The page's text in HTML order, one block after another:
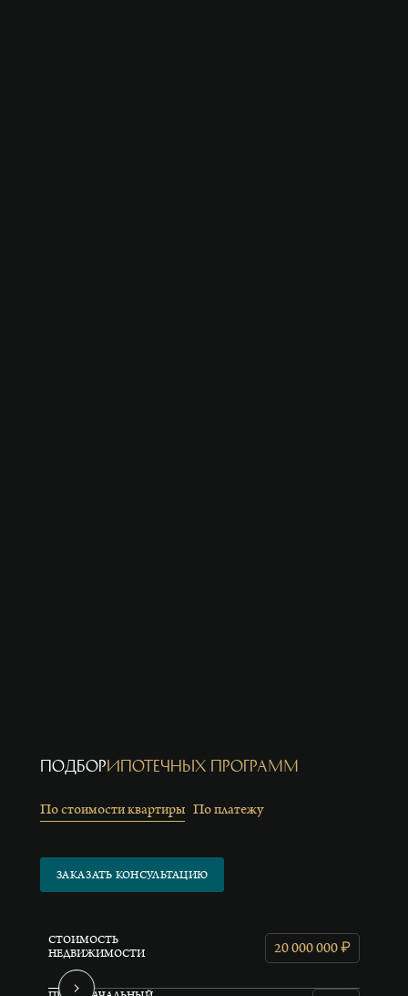
Подборипотечных программ
По стоимости квартиры По платежу
СТОИМОСТЬ
НЕДВИЖИМОСТИ
20 000 000₽
ЗАКАЗАТЬ КОНСУЛЬТАЦИЮ